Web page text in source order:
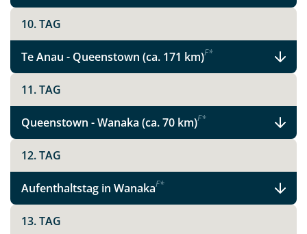
10. TAG
Te Anau - Queenstown (ca. 171 km)F*
11. TAG
Queenstown - Wanaka (ca. 70 km)F*
12. TAG
Aufenthaltstag in WanakaF*
13. TAG